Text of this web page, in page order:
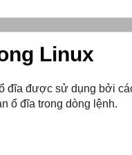
Linux
đĩa được sử dụng bởi
ổ đĩa trong dòng lệnh.